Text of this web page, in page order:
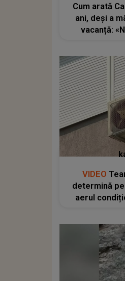
Cum arată
ani, deși a
vacanță:
VIDEO
determină
aerul